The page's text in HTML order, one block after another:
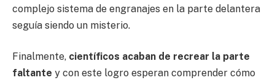
complejo sistema de engranajes en la parte delantera
seguía siendo un misterio.
Finalmente, científicos acaban de recrear la parte
faltante y con este logro esperan comprender cómo